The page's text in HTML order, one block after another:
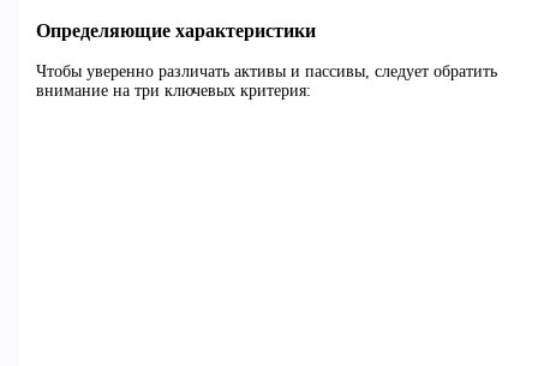
Определяющие характеристики
Чтобы уверенно различать активы и пассивы, следует обратить
внимание на три ключевых критерия: